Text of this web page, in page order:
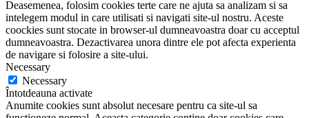
Deasemenea, folosim cookies terte care ne ajuta sa analizam si sa
intelegem modul in care utilisati si navigati site-ul nostru. Aceste
coockies sunt stocate in browser-ul dumneavoastra doar cu acceptul
dumneavoastra. Dezactivarea unora dintre ele pot afecta experienta
de navigare si folosire a site-ului.
Necessary
Necessary
Întotdeauna activate
Anumite cookies sunt absolut necesare pentru ca site-ul sa